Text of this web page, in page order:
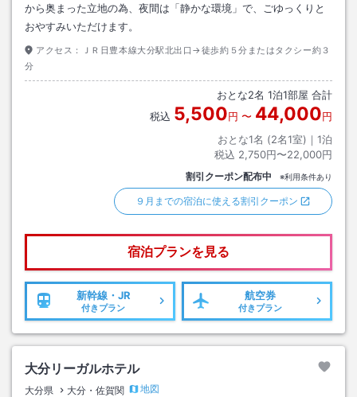
から奥まった立地の為、夜間は「静かな環境」で、ごゆっくりと
おやすみいただけます。
アクセス：
ＪＲ日豊本線大分駅北出口→徒歩約５分またはタクシー約３
分
おとな2名 1泊1部屋 合計
税込 5,500円 〜 44,000円
おとな1名 (2名1室)｜ 1泊
税込 2,750円〜22,000円
割引クーポン配布中 ※利用条件あり
９月までの宿泊に使える割引クーポン
宿泊プランを見る
新幹線・JR
付きプラン
航空券
付きプラン
大分リーガルホテル
大分県 大分・佐賀関
地図